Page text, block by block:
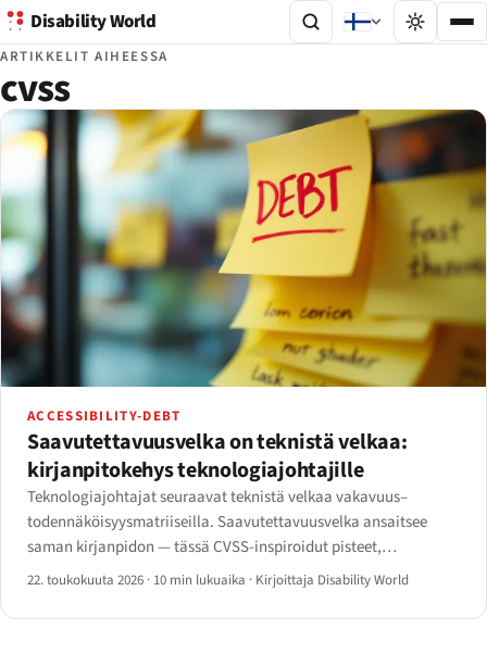
Disability World
ARTIKKELIT AIHEESSA
cvss
ACCESSIBILITY-DEBT
Saavutettavuusvelka on teknistä velkaa:
kirjanpitokehys teknologiajohtajille
Teknologiajohtajat seuraavat teknistä velkaa vakavuus–
todennäköisyysmatriiseilla. Saavutettavuusvelka ansaitsee
saman kirjanpidon — tässä CVSS-inspiroidut pisteet,
kustannusarvio, portfolionäkymä ja neljännesvuosittainen
22. toukokuuta 2026 · 10 min lukuaika · Kirjoittaja Disability World